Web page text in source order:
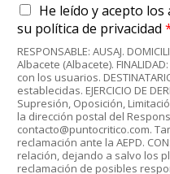
r
e
o
e
l
e
c
t
r
ó
A
c
e
r
d
o
R
G
P
He leído y acepto los
su política de privacidad
RESPONSABLE: AUSAJ.
Albacete (Albacete).
con los usuarios.
establecidas. EJERCICIO DE
Supresión, Oposición,
la dirección postal del
contacto@puntocritico.com.
reclamación ante la AEPD.
relación, dejando a salvo los
reclamación de posibles